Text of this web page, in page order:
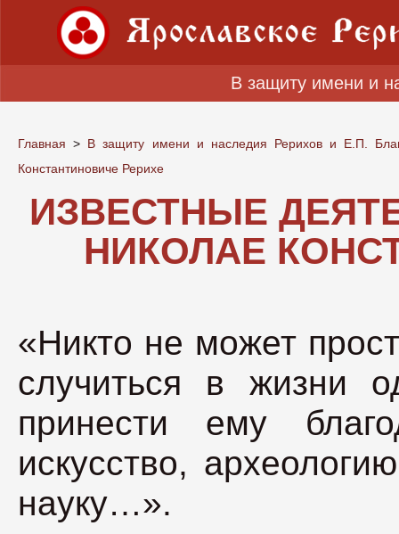
В защиту имени и
Главная > В защиту имени и наследия Рерихов и Е.П.
Константиновиче Рерихе
ИЗВЕСТНЫЕ
НИКОЛАЕ
«Никто не может
случиться в жизни
принести ему
искусство,
науку…».